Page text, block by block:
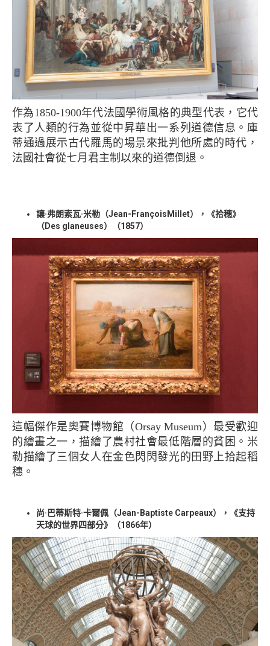
作為1850-1900年代法國學術風格的典型代表，它代
表了人類的行為並從中昇華出一系列道德信息。庫
蒂通過展示古代羅馬的場景來批判他所處的時代，
法國社會從七月君主制以來的道德倒退。
讓·弗朗索瓦·米勒（Jean-FrançoisMillet），《拾穗》
（Des glaneuses）（1857）
這幅傑作是奧賽博物館（Orsay Museum）最受歡迎
的繪畫之一，描繪了農村社會最低階層的貧困。米
勒描繪了三個女人在金色閃閃發光的田野上拾起稻
穗。
尚·巴蒂斯特·卡爾佩（Jean-Baptiste Carpeaux），《支持
天球的世界四部分》（1866年）